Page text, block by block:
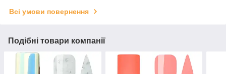
Всі умови повернення
Подібні товари компанії